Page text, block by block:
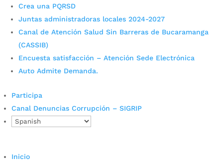
Crea una PQRSD
Juntas administradoras locales 2024-2027
Canal de Atención Salud Sin Barreras de Bucaramanga
(CASSIB)
Encuesta satisfacción – Atención Sede Electrónica
Auto Admite Demanda.
Participa
Canal Denuncias Corrupción – SIGRIP
Inicio
Apoya este domingo a las
sector rural en el Parque San